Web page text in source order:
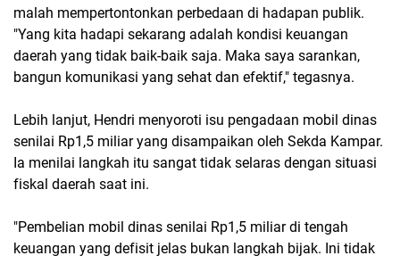
malah mempertontonkan perbedaan di hadapan publik.
"Yang kita hadapi sekarang adalah kondisi keuangan
daerah yang tidak baik-baik saja. Maka saya sarankan,
bangun komunikasi yang sehat dan efektif," tegasnya.
Lebih lanjut, Hendri menyoroti isu pengadaan mobil dinas
senilai Rp1,5 miliar yang disampaikan oleh Sekda Kampar.
Ia menilai langkah itu sangat tidak selaras dengan situasi
fiskal daerah saat ini.
"Pembelian mobil dinas senilai Rp1,5 miliar di tengah
keuangan yang defisit jelas bukan langkah bijak. Ini tidak